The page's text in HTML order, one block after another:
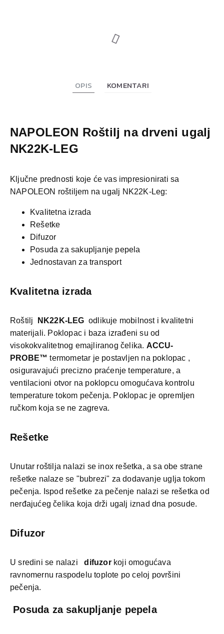
OPIS KOMENTARI
NAPOLEON Roštilj na drveni ugalj
NK22K-LEG
Ključne prednosti koje će vas impresionirati sa
NAPOLEON roštiljem na ugalj NK22K-Leg:
Kvalitetna izrada
Rešetke
Difuzor
Posuda za sakupljanje pepela
Jednostavan za transport
Kvalitetna izrada
Roštilj NK22K-LEG odlikuje mobilnost i kvalitetni
materijali. Poklopac i baza izrađeni su od
visokokvalitetnog emajliranog čelika. ACCU-
PROBE™ termometar je postavljen na poklopac ,
osiguravajući precizno praćenje temperature, a
ventilacioni otvor na poklopcu omogućava kontrolu
temperature tokom pečenja. Poklopac je opremljen
ručkom koja se ne zagreva.
Rešetke
Unutar roštilja nalazi se inox rešetka, a sa obe strane
rešetke nalaze se "bubrezi" za dodavanje uglja tokom
pečenja. Ispod rešetke za pečenje nalazi se rešetka od
nerđajućeg čelika koja drži ugalj iznad dna posude.
Difuzor
U sredini se nalazidifuzorkoji omogućava
ravnomernu raspodelu toplote po celoj površini
pečenja.
Posuda za sakupljanje pepela